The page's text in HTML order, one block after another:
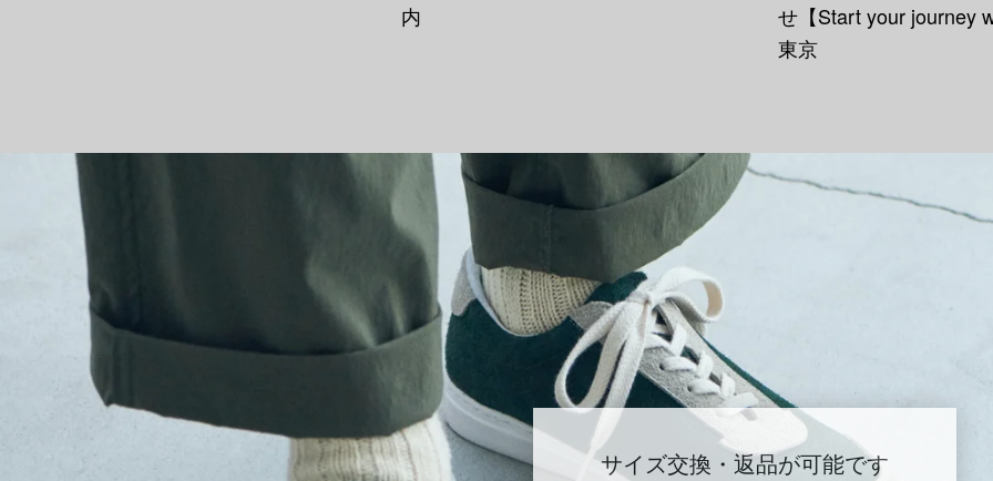
内
せ【Start your journey
東京
サイズ交換・返品が可能です